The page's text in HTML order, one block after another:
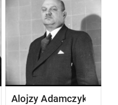
Alojzy Adamczyk